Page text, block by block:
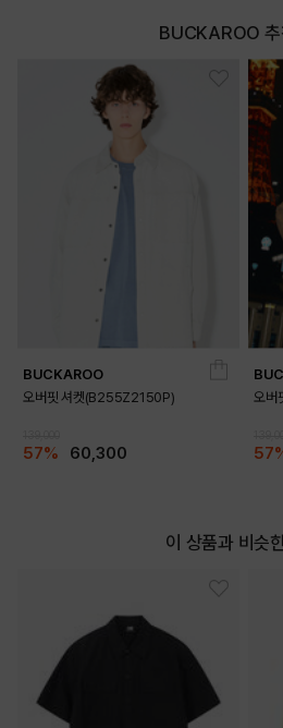
BUCKAROO 추
BUCKAROO
오버핏 셔켓(B255Z2150P)
57% 60,300
오
이 상품과 비슷